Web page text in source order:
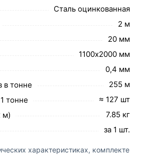
Сталь оцинкованная
2 м
20 мм
1100х2000 мм
0,4 мм
в тонне
255 м
тонне
≈ 127 шт
м)
7.85 кг
за 1 шт.
характеристиках, комплекте